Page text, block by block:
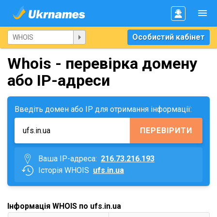
Особистий кабінет
Whois - перевірка домену
або IP-адреси
Введіть домен або IP для отримання інформації:
ПЕРЕВІРИТИ
Ваша IP-адреса: 216.73.216.193
Історія WHOIS ufs.in.ua
Інформація WHOIS по ufs.in.ua